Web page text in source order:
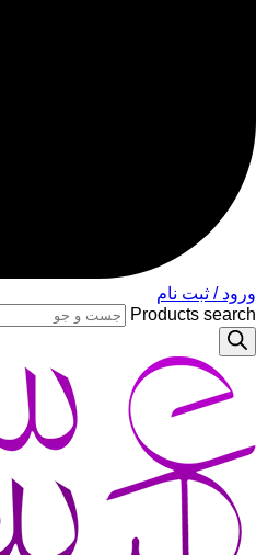
ورود / ثبت نام
Products search